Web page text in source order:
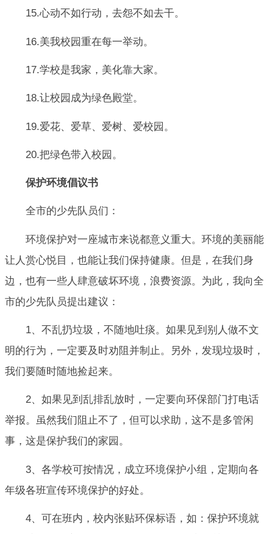
15.心动不如行动，去怨不如去干。
16.美我校园重在每一举动。
17.学校是我家，美化靠大家。
18.让校园成为绿色殿堂。
19.爱花、爱草、爱树、爱校园。
20.把绿色带入校园。
保护环境倡议书
全市的少先队员们：
环境保护对一座城市来说都意义重大。环境的美丽能
让人赏心悦目，也能让我们保持健康。但是，在我们身
边，也有一些人肆意破坏环境，浪费资源。为此，我向全
市的少先队员提出建议：
1、不乱扔垃圾，不随地吐痰。如果见到别人做不文
明的行为，一定要及时劝阻并制止。另外，发现垃圾时，
我们要随时随地捡起来。
2、如果见到乱排乱放时，一定要向环保部门打电话
举报。虽然我们阻止不了，但可以求助，这不是多管闲
事，这是保护我们的家园。
3、各学校可按情况，成立环境保护小组，定期向各
年级各班宣传环境保护的好处。
4、可在班内，校内张贴环保标语，如：保护环境就